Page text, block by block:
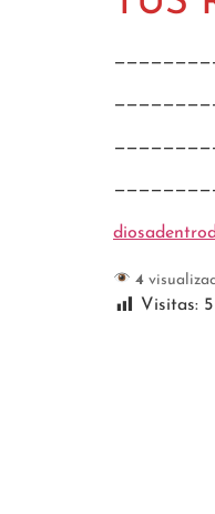
4
Visitas: 5